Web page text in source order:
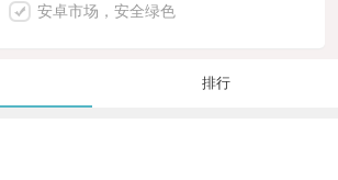
安卓市场，安全绿色
排行